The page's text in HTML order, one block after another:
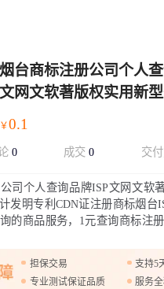
烟台商标注册公司个人
文网文软著版权实用新
￥0.1
0 成交0 交
司个人查询品牌ISP文网文软
发明专利CDN证注册商标烟台
的商品服务，1元查询商标注册
名含5G服务器空间网站建设，
城小程序等更多赠品，欢迎咨
担保交易
支持5
专业测试保证品质
服务